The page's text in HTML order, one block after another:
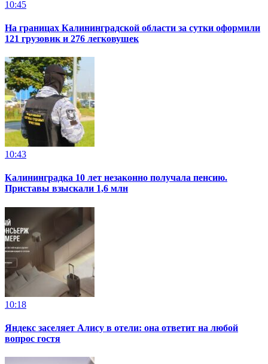
10:45
На границах Калининградской области за сутки оформили
121 грузовик и 276 легковушек
10:43
Калининградка 10 лет незаконно получала пенсию.
Приставы взыскали 1,6 млн
10:18
Яндекс заселяет Алису в отели: она ответит на любой
вопрос гостя